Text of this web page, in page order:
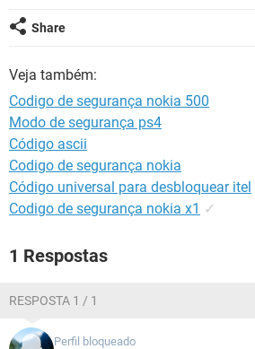
Share
Veja também:
Codigo de segurança nokia 500
Modo de segurança ps4
Código ascii
Codigo de segurança nokia
Código universal para desbloquear itel
Codigo de segurança nokia x1 ✓
1 Respostas
RESPOSTA 1 / 1
Perfil bloqueado